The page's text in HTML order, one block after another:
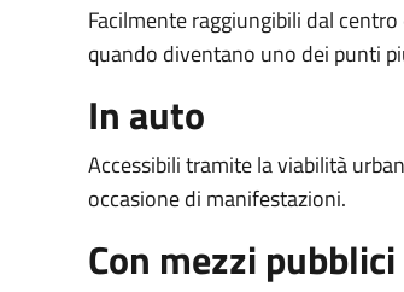
Facilmente raggiungibili dal
quando diventano uno dei punti
In auto
Accessibili tramite la viabilità
occasione di manifestazioni.
Con mezzi pubblici